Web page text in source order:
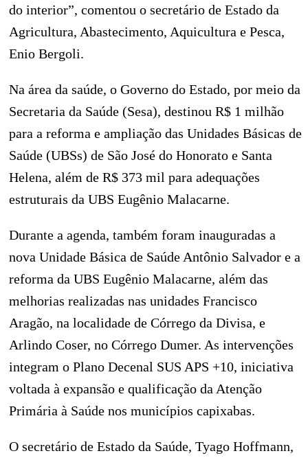
do interior”, comentou o secretário de Estado da
Agricultura, Abastecimento, Aquicultura e Pesca,
Enio Bergoli.
Na área da saúde, o Governo do Estado, por meio da
Secretaria da Saúde (Sesa), destinou R$ 1 milhão
para a reforma e ampliação das Unidades Básicas de
Saúde (UBSs) de São José do Honorato e Santa
Helena, além de R$ 373 mil para adequações
estruturais da UBS Eugênio Malacarne.
Durante a agenda, também foram inauguradas a
nova Unidade Básica de Saúde Antônio Salvador e a
reforma da UBS Eugênio Malacarne, além das
melhorias realizadas nas unidades Francisco
Aragão, na localidade de Córrego da Divisa, e
Arlindo Coser, no Córrego Dumer. As intervenções
integram o Plano Decenal SUS APS +10, iniciativa
voltada à expansão e qualificação da Atenção
Primária à Saúde nos municípios capixabas.
O secretário de Estado da Saúde, Tyago Hoffmann,